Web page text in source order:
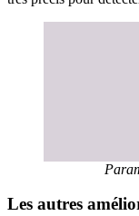
Les autres